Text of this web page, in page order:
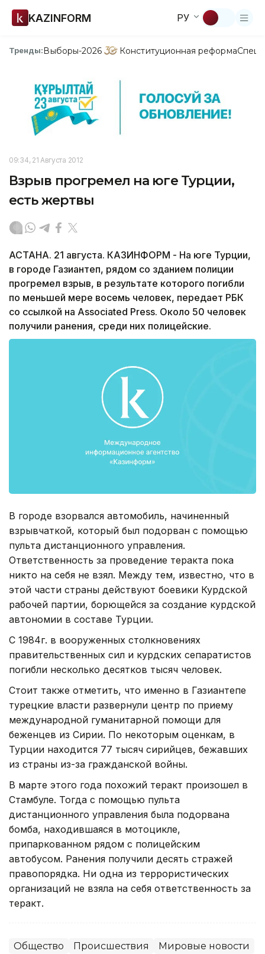
KAZINFORM РУ
Тренды:Выборы-2026 Конституционная реформа
09:34, 21 Августа 2012
Взрыв прогремел на юге Турции,
есть жертвы
АСТАНА. 21 августа. КАЗИНФОРМ - На юге Турции,
в городе Газиантеп, рядом со зданием полиции
прогремел взрыв, в результате которого погибли
по меньшей мере восемь человек, передает РБК
со ссылкой на Associated Press. Около 50 человек
получили ранения, среди них полицейские.
В городе взорвался автомобиль, начиненный
взрывчаткой, который был подорван с помощью
пульта дистанционного управления.
Ответственность за проведение теракта пока
никто на себя не взял. Между тем, известно, что в
этой части страны действуют боевики Курдской
рабочей партии, борющейся за создание курдской
автономии в составе Турции.
С 1984г. в вооруженных столкновениях
правительственных сил и курдских сепаратистов
погибли несколько десятков тысяч человек.
Стоит также отметить, что именно в Газиантепе
турецкие власти развернули центр по приему
международной гуманитарной помощи для
беженцев из Сирии. По некоторым оценкам, в
Турции находится 77 тысяч сирийцев, бежавших
из страны из-за гражданской войны.
В марте этого года похожий теракт произошел в
Стамбуле. Тогда с помощью пульта
дистанционного управления была подорвана
бомба, находившаяся в мотоцикле,
припаркованном рядом с полицейским
автобусом. Ранения получили десять стражей
правопорядка. Ни одна из террористических
организаций не взяла на себя ответственность за
теракт.
Общество Происшествия Мировые новости